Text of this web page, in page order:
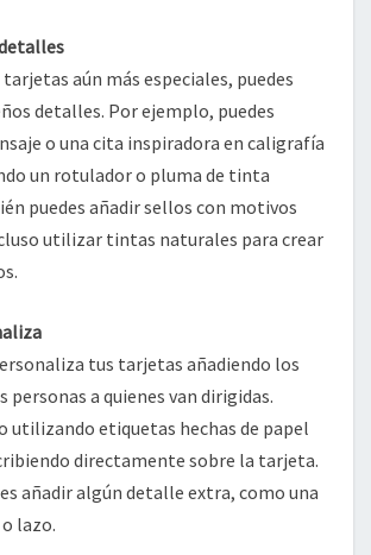
aún más especiales, puedes
detalles. Por ejemplo, puedes
o una cita inspiradora en caligrafía
un rotulador o pluma de tinta
puedes añadir sellos con motivos
utilizar tintas naturales para crear
tus tarjetas añadiendo los
personas a quienes van dirigidas.
utilizando etiquetas hechas de papel
directamente sobre la tarjeta.
añadir algún detalle extra, como una
lazo.